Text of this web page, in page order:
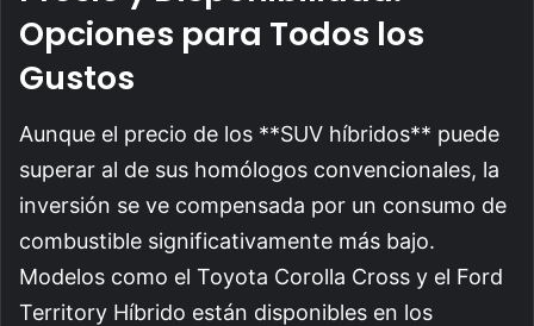
Opciones para Todos los
Gustos
Aunque el precio de los **SUV híbridos** puede
superar al de sus homólogos convencionales, la
inversión se ve compensada por un consumo de
combustible significativamente más bajo.
Modelos como el Toyota Corolla Cross y el Ford
Territory Híbrido están disponibles en los